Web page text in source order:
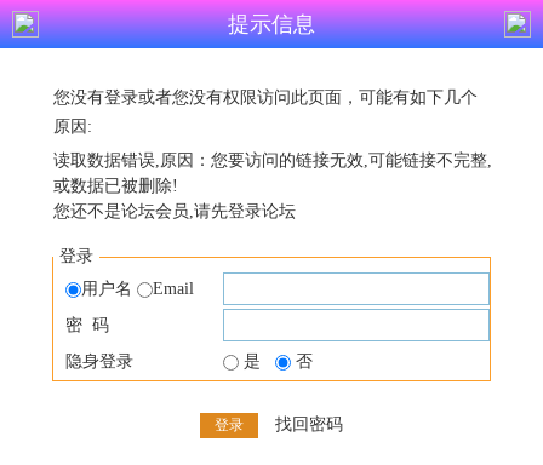
提示信息
您没有登录或者您没有权限访问此页面，可能有如下几个
原因:
读取数据错误,原因：您要访问的链接无效,可能链接不完整,
或数据已被删除!
您还不是论坛会员,请先登录论坛
登录
用户名
Email
密 码
隐身登录
是 否
找回密码